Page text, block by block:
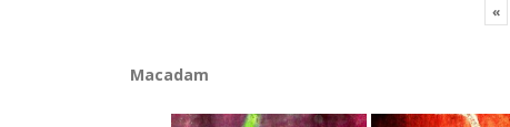
«
Macadam